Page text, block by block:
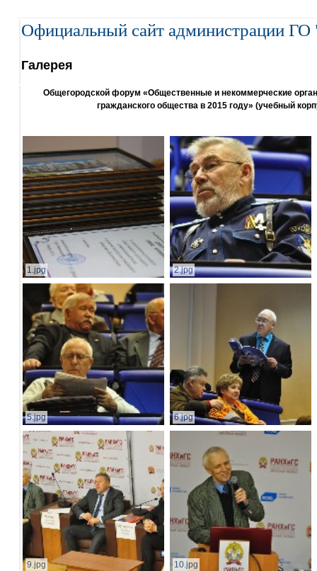
Официальный сайт администрации ГО
Галерея
Общегородской форум «Общественные и некоммерческие
гражданского общества в 2015 году» (учебный
1.jpg 2.jpg
5.jpg 6.jpg
9.jpg 10.jpg